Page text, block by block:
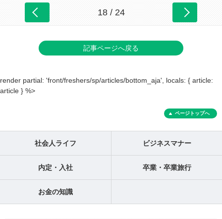
18 / 24
記事ページへ戻る
render partial: 'front/freshers/sp/articles/bottom_aja', locals: { article:
article } %>
ページトップへ
社会人ライフ ビジネスマナー
内定・入社 卒業・卒業旅行
お金の知識